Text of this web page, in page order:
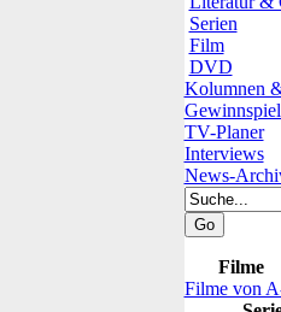
Serien
Film
DVD
Kolumnen
TV-Planer
Interviews
News-
Filme
Filme von